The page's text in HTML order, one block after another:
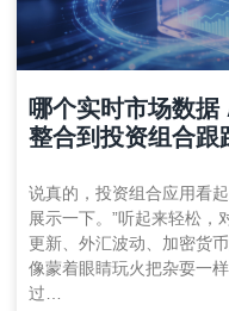
哪个实时市场数
整合到投资组合跟
说真的，投资组合应用看
展示一下。”听起来轻松
更新、外汇波动、加密货
像蒙着眼睛玩火把杂耍一
过…